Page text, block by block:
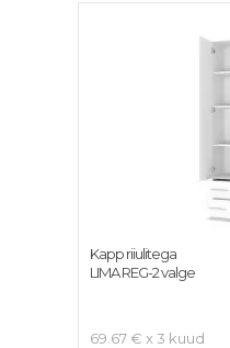
69.67 € x 3 kuud
Kapp riiulitega
LIMA REG-2 valge